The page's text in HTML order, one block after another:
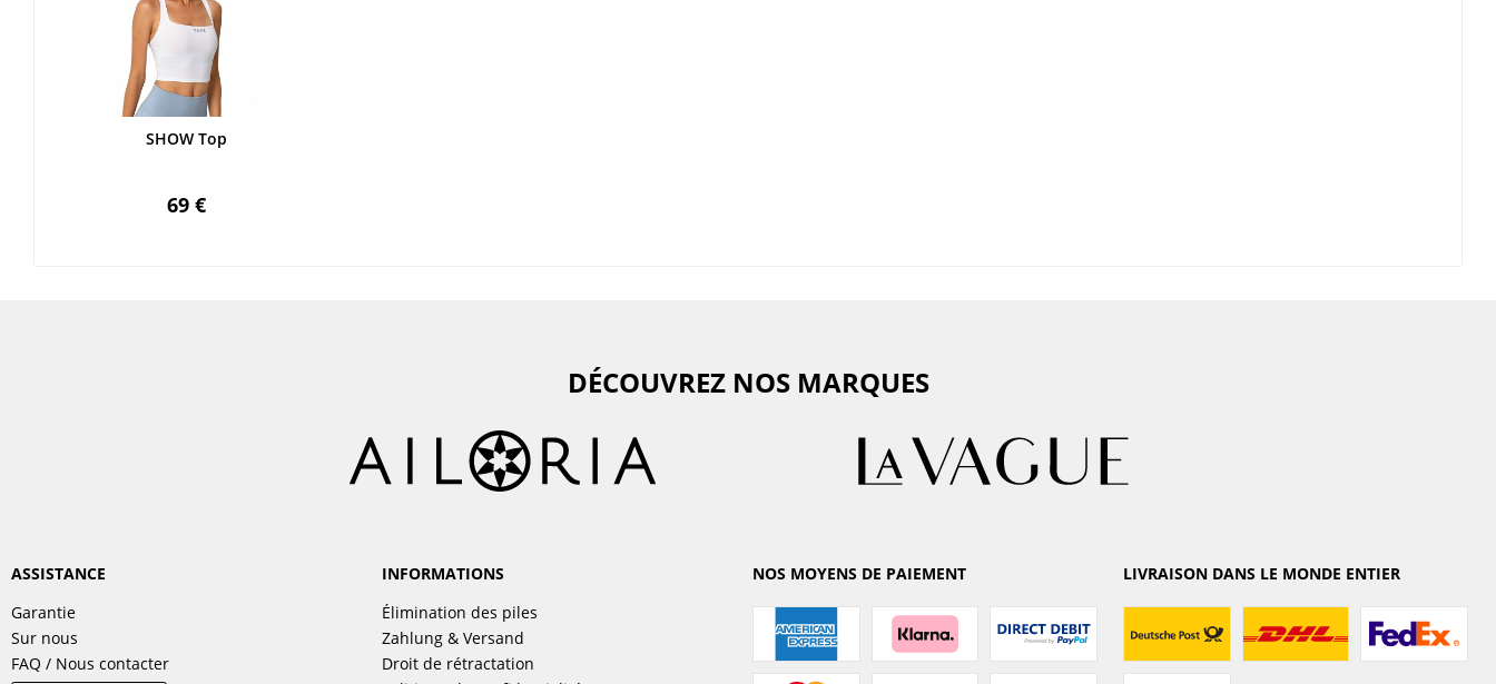
SHOW Top
69 €
DÉCOUVREZ NOS MARQUES
ASSISTANCE
Garantie
Sur nous
FAQ / Nous contacter
INFORMATIONS
Élimination des piles
Zahlung & Versand
Droit de rétractation
NOS MOYENS DE PAIEMENT LIVRAISON DANS LE MONDE ENTIER